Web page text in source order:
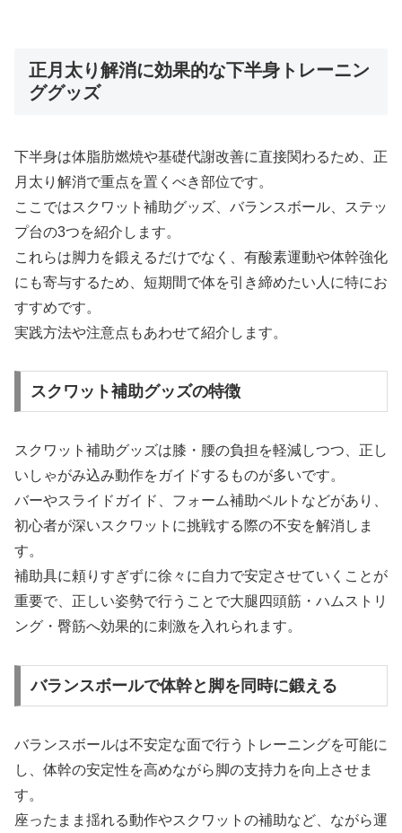
正月太り解消に効果的な下半身トレーニン
ググッズ
下半身は体脂肪燃焼や基礎代謝改善に直接関わるため、正
月太り解消で重点を置くべき部位です。
ここではスクワット補助グッズ、バランスボール、ステッ
プ台の3つを紹介します。
これらは脚力を鍛えるだけでなく、有酸素運動や体幹強化
にも寄与するため、短期間で体を引き締めたい人に特にお
すすめです。
実践方法や注意点もあわせて紹介します。
スクワット補助グッズの特徴
スクワット補助グッズは膝・腰の負担を軽減しつつ、正し
いしゃがみ込み動作をガイドするものが多いです。
バーやスライドガイド、フォーム補助ベルトなどがあり、
初心者が深いスクワットに挑戦する際の不安を解消しま
す。
補助具に頼りすぎずに徐々に自力で安定させていくことが
重要で、正しい姿勢で行うことで大腿四頭筋・ハムストリ
ング・臀筋へ効果的に刺激を入れられます。
バランスボールで体幹と脚を同時に鍛える
バランスボールは不安定な面で行うトレーニングを可能に
し、体幹の安定性を高めながら脚の支持力を向上させま
す。
座ったまま揺れる動作やスクワットの補助など、ながら運